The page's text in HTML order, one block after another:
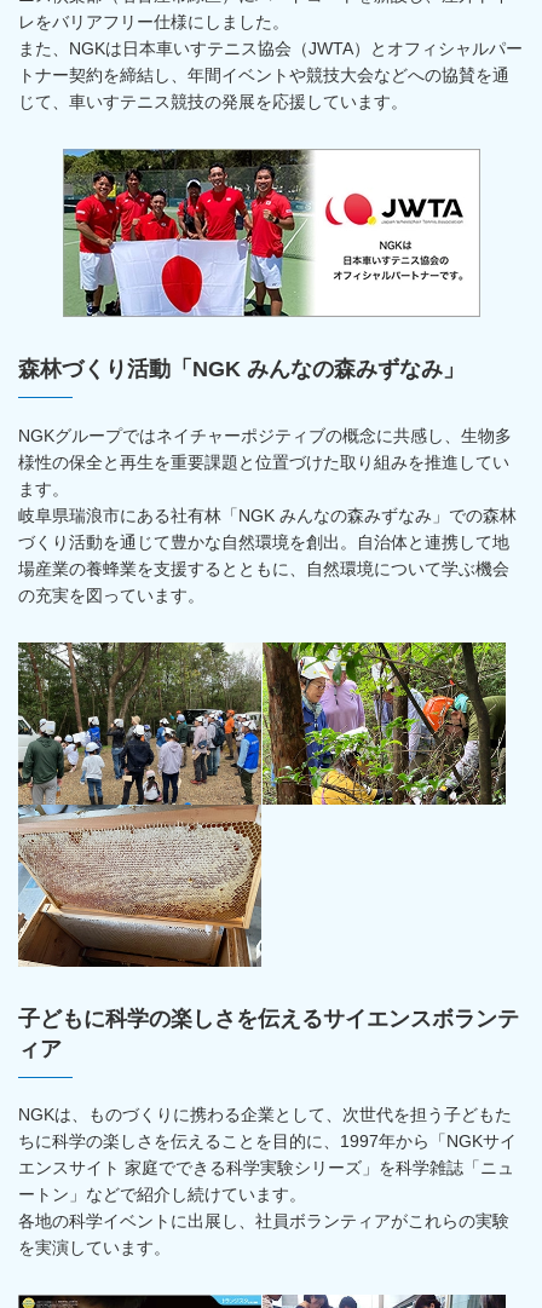
レをバリアフリー仕様にしました。
また、NGKは日本車いすテニス協会（JWTA）とオフィシャルパー
トナー契約を締結し、年間イベントや競技大会などへの協賛を通
じて、車いすテニス競技の発展を応援しています。
新規ウィンドウを開きます
森林づくり活動「NGK みんなの森みずなみ」
NGKグループではネイチャーポジティブの概念に共感し、生物多
様性の保全と再生を重要課題と位置づけた取り組みを推進してい
ます。
岐阜県瑞浪市にある社有林「NGK みんなの森みずなみ」での森林
づくり活動を通じて豊かな自然環境を創出。自治体と連携して地
場産業の養蜂業を支援するとともに、自然環境について学ぶ機会
の充実を図っています。
子どもに科学の楽しさを伝えるサイエンスボランテ
ィア
NGKは、ものづくりに携わる企業として、次世代を担う子どもた
ちに科学の楽しさを伝えることを目的に、1997年から「NGKサイ
エンスサイト 家庭でできる科学実験シリーズ」を科学雑誌「ニュ
ートン」などで紹介し続けています。
各地の科学イベントに出展し、社員ボランティアがこれらの実験
を実演しています。